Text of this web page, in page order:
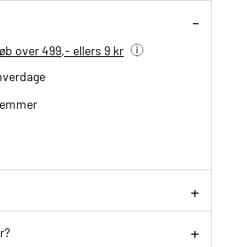
over 499,- ellers 9 kr